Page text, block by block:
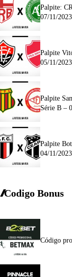
Palpite:
07/11/2023
Palpite
05/11/2023
Palpite
Série B –
Palpite
04/11/2023
Codigo Bonus
Código